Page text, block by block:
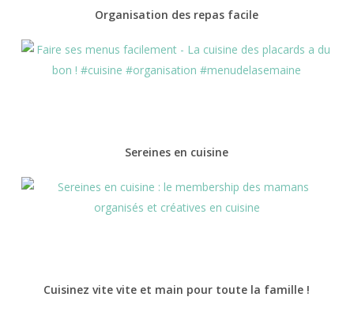
Organisation des repas facile
Sereines en cuisine
Cuisinez vite vite et main pour toute la famille !